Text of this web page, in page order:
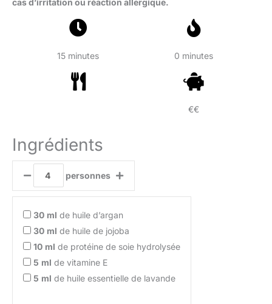
cas d’irritation ou réaction allergique.
15 minutes 0 minutes
€€
Ingrédients
personnes
30 ml de huile d’argan
30 ml de huile de jojoba
10 ml de protéine de soie hydrolysée
5 ml de vitamine E
5 ml de huile essentielle de lavande